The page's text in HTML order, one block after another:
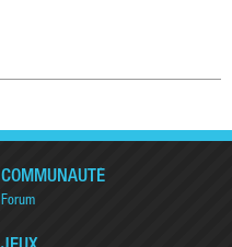
COMMUNAUTÉ
Forum